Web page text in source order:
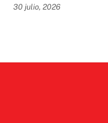
30 julio, 2026